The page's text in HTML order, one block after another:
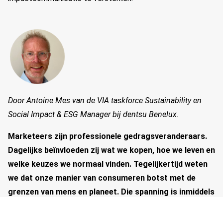
Door Antoine Mes van de VIA taskforce Sustainability en
Social Impact & ESG Manager bij dentsu Benelux.
Marketeers zijn professionele gedragsveranderaars.
Dagelijks beïnvloeden zij wat we kopen, hoe we leven en
welke keuzes we normaal vinden. Tegelijkertijd weten
we dat onze manier van consumeren botst met de
grenzen van mens en planeet. Die spanning is inmiddels